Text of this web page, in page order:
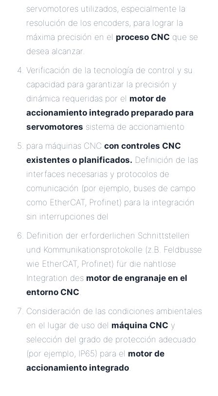
servomotores utilizados, especialmente la
resolución de los encoders, para lograr la
máxima precisión en el proceso CNC que se
desea alcanzar.
Verificación de la tecnología de control y su
capacidad para garantizar la precisión y
dinámica requeridas por el motor de
accionamiento integrado preparado para
servomotores sistema de accionamiento
para máquinas CNC con controles CNC
existentes o planificados. Definición de las
interfaces necesarias y protocolos de
comunicación (por ejemplo, buses de campo
como EtherCAT, Profinet) para la integración
sin interrupciones del
Definition der erforderlichen Schnittstellen
und Kommunikationsprotokolle (z.B. Feldbusse
wie EtherCAT, Profinet) für die nahtlose
Integration des motor de engranaje en el
entorno CNC.
Consideración de las condiciones ambientales
en el lugar de uso del máquina CNC y
selección del grado de protección adecuado
(por ejemplo, IP65) para el motor de
accionamiento integrado.